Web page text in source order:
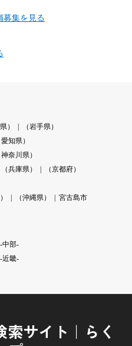
募集を見る
）
（岩手県）
愛知県）
神奈川県）
（兵庫県）
（京都府）
（沖縄県） 宮古島市
-中部-
-近畿-
サイト｜らく